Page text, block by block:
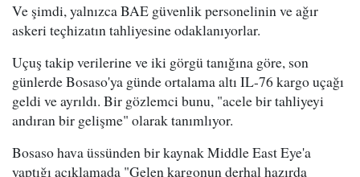
Ve şimdi, yalnızca BAE güvenlik personelinin ve ağır
askeri teçhizatın tahliyesine odaklanıyorlar.
Uçuş takip verilerine ve iki görgü tanığına göre, son
günlerde Bosaso'ya günde ortalama altı IL-76 kargo uçağı
geldi ve ayrıldı. Bir gözlemci bunu, "acele bir tahliyeyi
andıran bir gelişme" olarak tanımlıyor.
Bosaso hava üssünden bir kaynak Middle East Eye'a
yaptığı açıklamada "Gelen kargonun derhal hazırda